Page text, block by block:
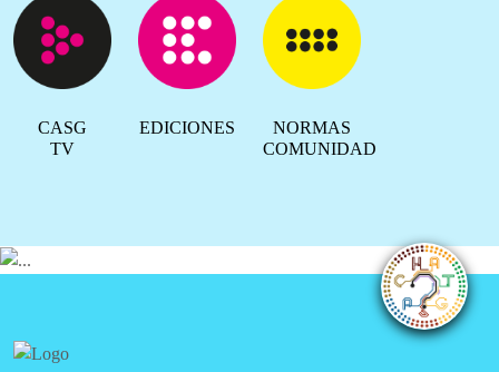
CASG
TV
EDICIONES
NORMAS
COMUNIDAD